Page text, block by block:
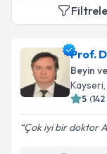
Filtrele
Prof.
Beyin
Kayseri
5 (142
Çok iyi bir doktor